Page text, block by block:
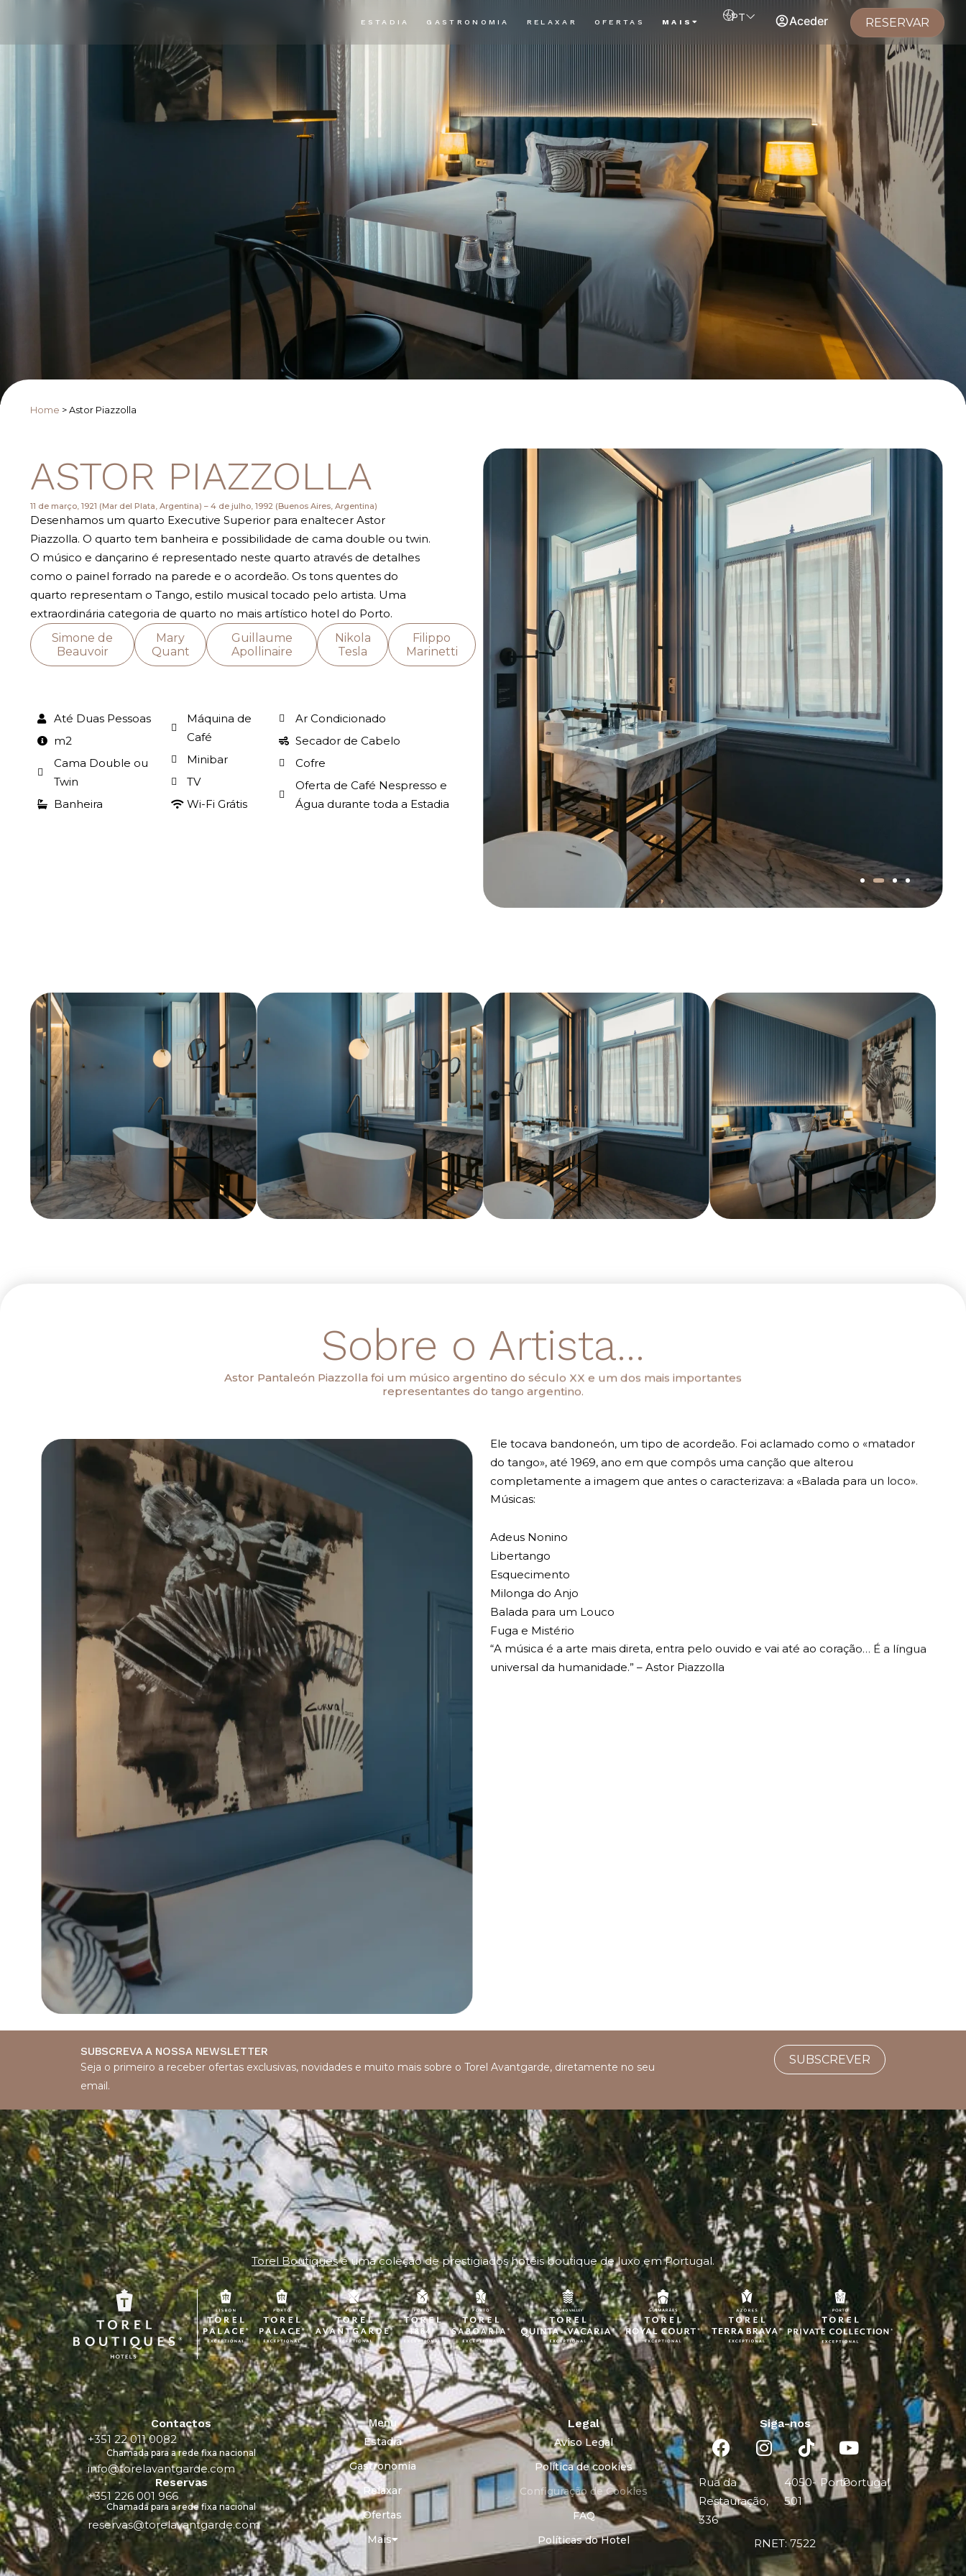
ESTADIA GASTRONOMIA RELAXAR OFERTAS MAIS PT Aceder RESERVAR
Home > Astor Piazzolla
ASTOR PIAZZOLLA
11 de março, 1921 (Mar del Plata, Argentina) – 4 de julho, 1992 (Buenos Aires, Argentina)
Desenhamos um quarto Executive Superior para enaltecer Astor
Piazzolla. O quarto tem banheira e possibilidade de cama double ou twin.
O músico e dançarino é representado neste quarto através de detalhes
como o painel forrado na parede e o acordeão. Os tons quentes do
quarto representam o Tango, estilo musical tocado pelo artista. Uma
extraordinária categoria de quarto no mais artístico hotel do Porto.
Simone de
Beauvoir
Mary
Quant
Guillaume
Apollinaire
Nikola
Tesla
Filippo
Marinetti
Até Duas Pessoas
m2
Cama Double ou
Twin
Banheira
Máquina de
Café
Minibar
TV
Wi-Fi Grátis
Ar Condicionado
Secador de Cabelo
Cofre
Oferta de Café Nespresso e
Água durante toda a Estadia
Sobre o Artista...
Astor Pantaleón Piazzolla foi um músico argentino do século XX e um dos mais importantes
representantes do tango argentino.
Ele tocava bandoneón, um tipo de acordeão. Foi aclamado como o «matador
do tango», até 1969, ano em que compôs uma canção que alterou
completamente a imagem que antes o caracterizava: a «Balada para un loco».
Músicas:
Adeus Nonino
Libertango
Esquecimento
Milonga do Anjo
Balada para um Louco
Fuga e Mistério
“A música é a arte mais direta, entra pelo ouvido e vai até ao coração… É a língua
universal da humanidade.” – Astor Piazzolla
SUBSCREVA A NOSSA NEWSLETTER
Seja o primeiro a receber ofertas exclusivas, novidades e muito mais sobre o Torel Avantgarde, diretamente no seu
email.
SUBSCREVER
Torel Boutiquesé uma coleção de prestigiados hotéis boutique de luxo em Portugal.
Contactos
+351 22 011 0082
Chamada para a rede fixa nacional
info@torelavantgarde.com
Reservas
+351 226 001 966
Chamada para a rede fixa nacional
reservas@torelavantgarde.com
Menu
Estadia
Gastronomia
Relaxar
Ofertas
Mais
Legal
Aviso Legal
Política de cookies
Configuração de Cookies
FAQ
Políticas do Hotel
Siga-nos
Rua da
Restauração,
336
4050-
501
PortoPortugal
RNET: 7522